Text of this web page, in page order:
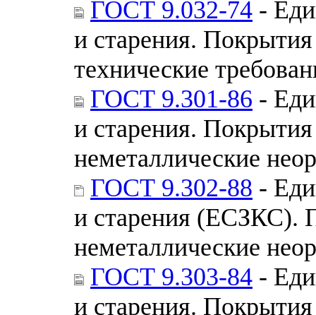
ГОСТ 9.032-74 -
и старения.
технические
ГОСТ 9.301-86 -
и старения.
неметаллические
ГОСТ 9.302-88 -
и старения (ЕСЗКС).
неметаллические
ГОСТ 9.303-84 -
и старения.